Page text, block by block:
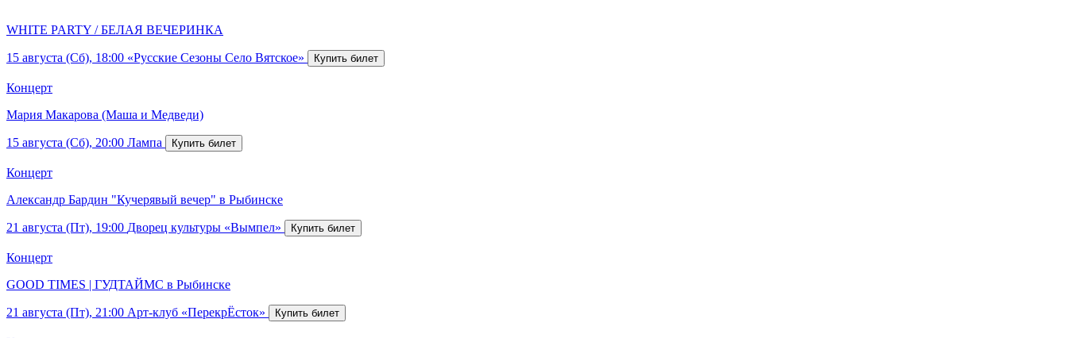
WHITE PARTY / БЕЛАЯ ВЕЧЕРИНКА
15 августа (Сб), 18:00 «Русские Сезоны Село Вятское»
Концерт
Мария Макарова (Маша и Медведи)
15 августа (Сб), 20:00 Лампа
Концерт
Александр Бардин "Кучерявый вечер" в Рыбинске
21 августа (Пт), 19:00 Дворец культуры «Вымпел»
Концерт
GOOD TIMES | ГУДТАЙМС в Рыбинске
21 августа (Пт), 21:00 Арт-клуб «ПерекрЁсток»